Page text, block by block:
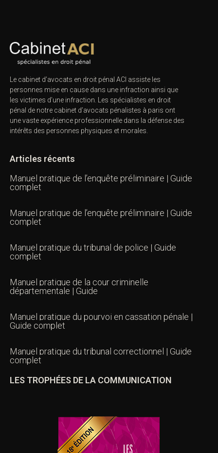
Le cabinet d’avocats en droit pénal ACI assiste les
personnes mise en cause dans une infraction ainsi que
les victimes d’une infraction. Les spécialistes en droit
pénal de notre cabinet d’avocats pénalistes à paris ont
une vaste expérience professionnelle dans la défense des
intérêts des personnes physiques et morales.
Articles récents
Manuel pratique de l’enquête préliminaire | Guide
complet
Manuel pratique de l’enquête préliminaire | Guide
complet
Manuel pratique du tribunal de police | Guide
complet
Manuel pratique de la cour criminelle
départementale | Guide
Manuel pratique du pourvoi en cassation pénale |
Guide complet
Manuel pratique du tribunal correctionnel | Guide
complet
LES TROPHÉES DE LA COMMUNICATION